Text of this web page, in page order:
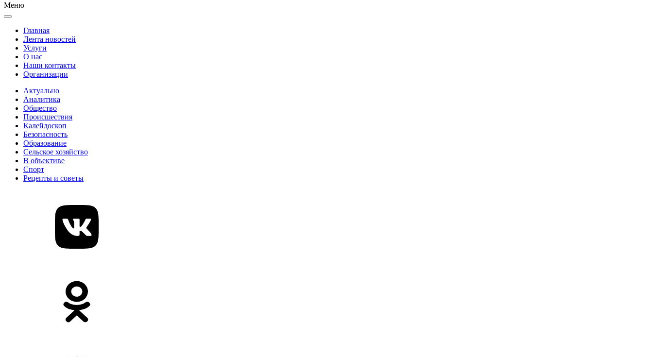
Меню
Главная
Лента новостей
Услуги
О нас
Наши контакты
Организации
Актуально
Аналитика
Общество
Происшествия
Калейдоскоп
Безопасность
Образование
Сельское хозяйство
В объективе
Спорт
Рецепты и советы